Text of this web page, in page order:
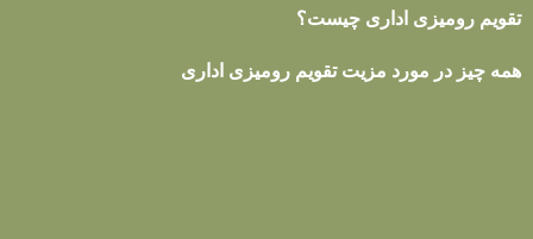
تقویم رومیزی اداری چیست؟
همه چیز در مورد مزیت تقویم رومیزی اداری